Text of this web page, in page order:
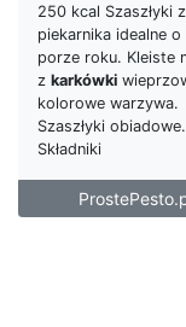
250 kcal Szaszłyki z
piekarnika idealne o
porze roku. Kleiste
z karkówki
kolorowe warzywa.
Szaszłyki obiadowe.
Składniki